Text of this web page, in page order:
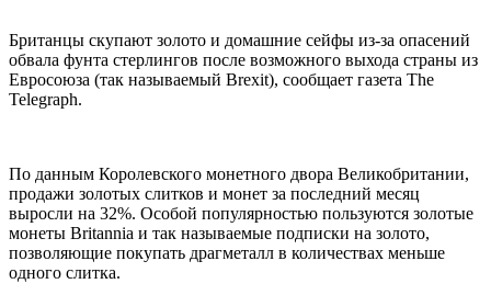
Британцы скупают золото и домашние сейфы из-за опасений
обвала фунта стерлингов после возможного выхода страны из
Евросоюза (так называемый Brexit), сообщает газета The
Telegraph.
По данным Королевского монетного двора Великобритании,
продажи золотых слитков и монет за последний месяц
выросли на 32%. Особой популярностью пользуются золотые
монеты Britanniа и так называемые подписки на золото,
позволяющие покупать драгметалл в количествах меньше
одного слитка.